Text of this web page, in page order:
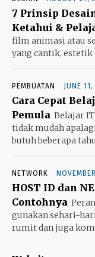
7 Prinsip
Ketahui &
film animasi atau
yang cantik, estetik
PEMBUATAN JUNE
Cara Cepat
Pemula Belajar
tidak mudah
butuh beberapa
NETWORK
HOST ID dan
Contohnya
gunakan sehari-
rumit dan juga